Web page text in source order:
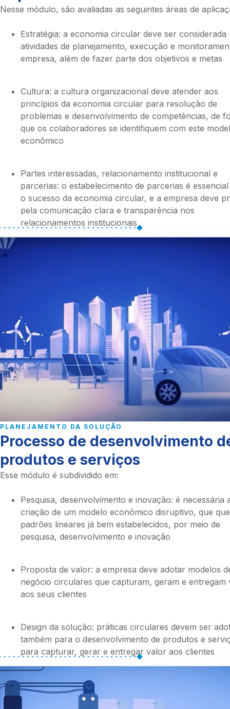
Nesse módulo, são avaliadas as seguintes áreas de
Estratégia: a economia circular deve ser considerada
atividades de planejamento, execução e
empresa, além de fazer parte dos objetivos e metas
Cultura: a cultura organizacional deve atender aos
princípios da economia circular para resolução de
problemas e desenvolvimento de competências, de
que os colaboradores se identifiquem com este
econômico
Partes interessadas, relacionamento institucional e
parcerias: o estabelecimento de parcerias é
o sucesso da economia circular, e a empresa deve
pela comunicação clara e transparência nos
relacionamentos institucionais
PLANEJAMENTO DA SOLUÇÃO
Processo de desenvolvimento
produtos e serviços
Esse módulo é subdividido em:
Pesquisa, desenvolvimento e inovação: é necessária
criação de um modelo econômico disruptivo, que
padrões lineares já bem estabelecidos, por meio de
pesquisa, desenvolvimento e inovação
Proposta de valor: a empresa deve adotar modelos
negócio circulares que capturam, geram e entregam
aos seus clientes
Design da solução: práticas circulares devem ser
também para o desenvolvimento de produtos e
para capturar, gerar e entregar valor aos clientes